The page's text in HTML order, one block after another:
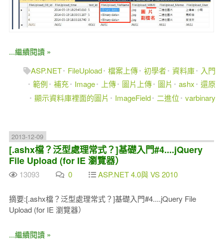
...繼續閱讀 »
ASP.NET
FileUpload 檔案上傳 初學者 資料庫
入門
範例
補充 Image 上傳 圖片上傳 圖片 ashx
還原
顯示資料庫裡面的圖片
ImageField 二進位 varbinary
2013-12-09
[.ashx檔？泛型處理常式？]基礎入門#4....jQuery
File Upload (for IE 瀏覽器）
13093 0 ASP.NET 4.0與 VS 2010
摘要:[.ashx檔？泛型處理常式？]基礎入門#4....jQuery File
Upload (for IE 瀏覽器）
...繼續閱讀 »